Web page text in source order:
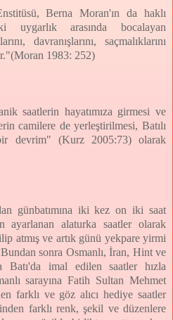
Berna Moran'ın da haklı
arasında bocalayan
davranışlarını, saçmalıklarını
1983: 252)
saatlerin hayatımıza girmesi ve
camilere de yerleştirilmesi, Batılı
devrim" (Kurz 2005:73) olarak
günbatımına iki kez on iki saat
ayarlanan alaturka saatler olarak
atmış ve artık günü yekpare yirmi
sonra Osmanlı, İran, Hint ve
Batı'da imal edilen saatler hızla
sarayına Fatih Sultan Mehmet
farklı ve göz alıcı hediye saatler
farklı renk, şekil ve düzenlere